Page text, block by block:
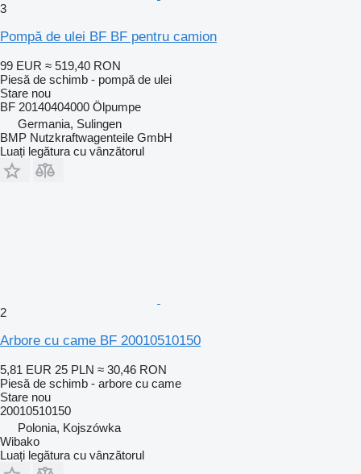
3
Pompă de ulei BF BF pentru camion
99 EUR ≈ 519,40 RON
Piesă de schimb - pompă de ulei
Stare nou
BF 20140404000 Ölpumpe
Germania, Sulingen
BMP Nutzkraftwagenteile GmbH
Luați legătura cu vânzătorul
2
Arbore cu came BF 20010510150
5,81 EUR 25 PLN ≈ 30,46 RON
Piesă de schimb - arbore cu came
Stare nou
20010510150
Polonia, Kojszówka
Wibako
Luați legătura cu vânzătorul